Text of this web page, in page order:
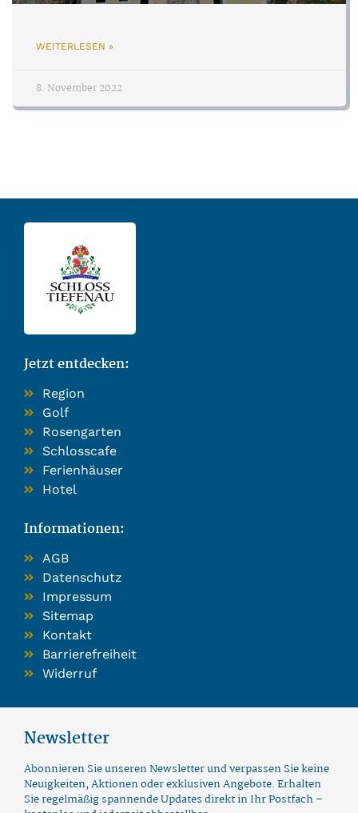
WEITERLESEN »
8. November 2022
Jetzt entdecken:
Region
Golf
Rosengarten
Schlosscafe
Ferienhäuser
Hotel
Informationen:
AGB
Datenschutz
Impressum
Sitemap
Kontakt
Barrierefreiheit
Widerruf
Newsletter
Abonnieren Sie unseren Newsletter und verpassen Sie keine
Neuigkeiten, Aktionen oder exklusiven Angebote. Erhalten
Sie regelmäßig spannende Updates direkt in Ihr Postfach –